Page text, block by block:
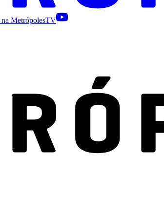
na MetrópolesTV